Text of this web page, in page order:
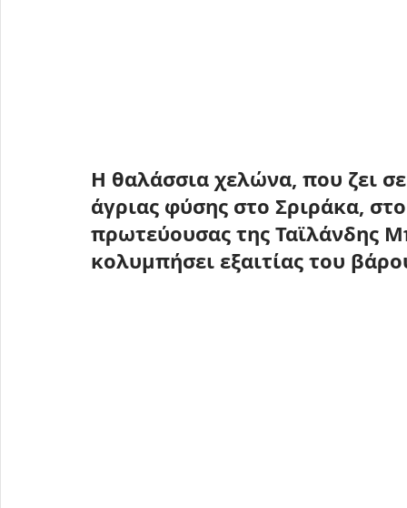
Η θαλάσσια χελώνα, που ζει
άγριας φύσης στο Σριράκα,
πρωτεύουσας της Ταϊλάνδης
κολυμπήσει εξαιτίας του